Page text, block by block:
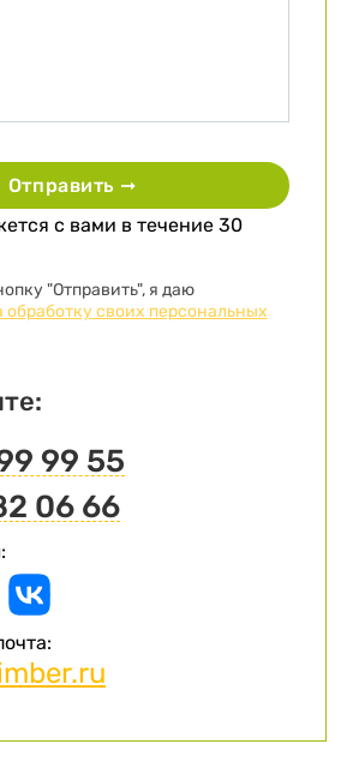
Отправить ➞
с вами в течение 30
"Отправить", я даю
обработку своих персональных
99 55
06 66